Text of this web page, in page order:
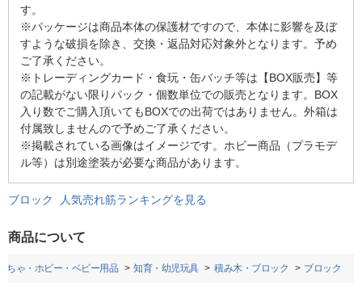
す。
※パッケージは商品本体の保護材ですので、本体に影響を及ぼ
すような破損を除き、交換・返品対応対象外となります。予め
ご了承ください。
※トレーディングカード・食玩・缶バッチ等は【BOX販売】等
の記載がない限りパック・個数単位での販売となります。BOX
入り数でご購入頂いてもBOXでの出荷ではありません。外箱は
付属致しませんので予めご了承ください。
※掲載されている画像はイメージです。ホビー商品（プラモデ
ル等）は別途塗装が必要な商品があります。
ブロック 人気売れ筋ランキングを見る
商品について
ちゃ・ホビー・ベビー用品 知育・幼児玩具 積み木・ブロック ブロック